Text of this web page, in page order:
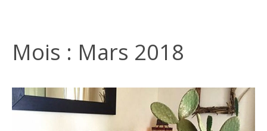
SANTA
DI
LEUCA
Mois : Mars 2018